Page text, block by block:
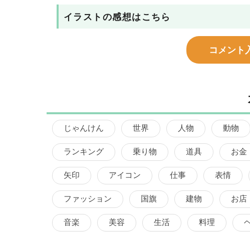
イラストの感想はこちら
コメント
じゃんけん 世界 人物 動物
ランキング 乗り物 道具 お金
矢印 アイコン 仕事 表情
ファッション 国旗 建物 お店
音楽 美容 生活 料理